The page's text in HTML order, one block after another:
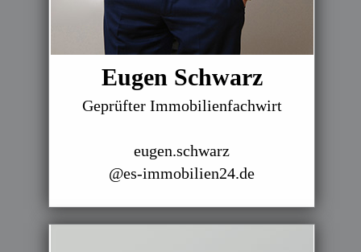
Eugen Schwarz
Geprüfter Immobilienfachwirt
eugen.schwarz
@es-immobilien24.de